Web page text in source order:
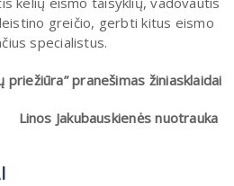
greičio, gerbti kitus eismo
specialistus.
priežiūra” pranešimas žiniasklaidai
Linos Jakubauskienės nuotrauka